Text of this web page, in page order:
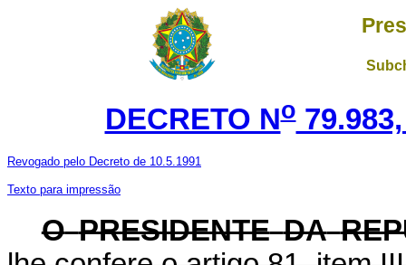
DECRETO No79.983,
Revogado pelo Decreto de 10.5.1991
Texto para impressão
O PRESIDENTE DA